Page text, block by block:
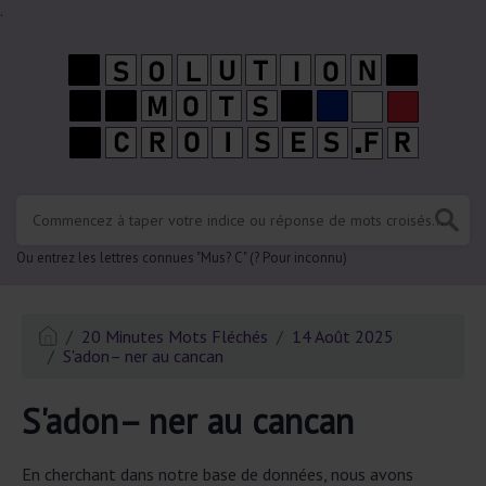
.
Ou entrez les lettres connues "Mus? C" (? Pour inconnu)
20 Minutes Mots Fléchés
14 Août 2025
S'adon– ner au cancan
S'adon– ner au cancan
En cherchant dans notre base de données, nous avons